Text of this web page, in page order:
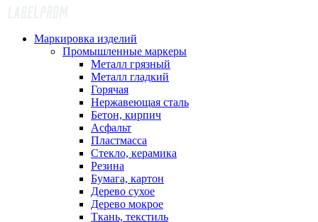
Маркировка изделий
Промышленные маркеры
Металл грязный
Металл гладкий
Горячая
Нержавеющая сталь
Бетон, кирпич
Асфальт
Пластмасса
Стекло, керамика
Резина
Бумага, картон
Дерево сухое
Дерево мокрое
Ткань, текстиль